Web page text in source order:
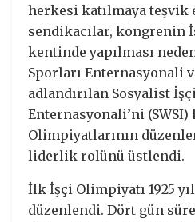
herkesi katılmaya teşvik
sendikacılar, kongrenin
kentinde yapılması
Sporları Enternasyonali
adlandırılan Sosyalist
Enternasyonali’ni (SWSI)
Olimpiyatlarının
liderlik rolünü üstlendi.
İlk İşçi Olimpiyatı 1925
düzenlendi. Dört gün